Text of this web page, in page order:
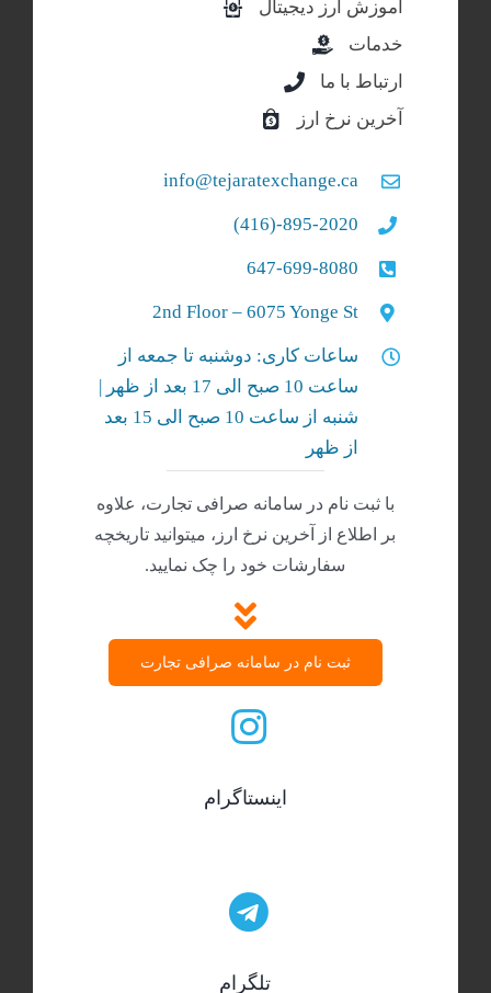
آموزش ارز دیجیتال
خدمات
ارتباط با ما
آخرین نرخ ارز
info@tejaratexchange.ca
895-2020-(416)
647-699-8080
2nd Floor – 6075 Yonge St
ساعات کاری: دوشنبه تا جمعه از
ساعت 10 صبح الی 17 بعد از ظهر |
شنبه‌ از ساعت 10 صبح الی 15 بعد
از ظهر
با ثبت نام در سامانه صرافی تجارت، علاوه
بر اطلاع از آخرین نرخ ارز، میتوانید تاریخچه
سفارشات خود را چک نمایید.
ثبت نام در سامانه صرافی تجارت
اینستاگرام
تلگرام